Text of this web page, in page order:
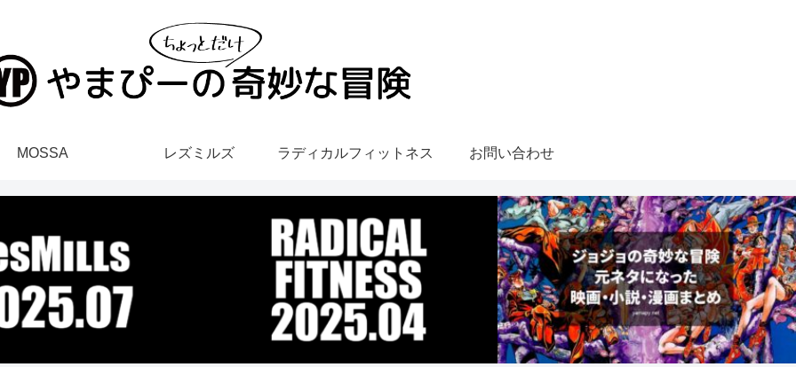
MOSSA レズミルズ ラディカルフィットネス お問い合わせ